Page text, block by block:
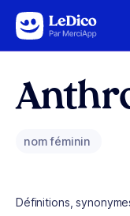
Aller au contenu
nom féminin
Définitions,